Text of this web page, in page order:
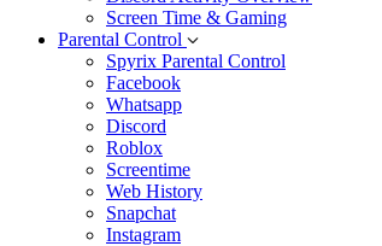
Screen Time & Gaming
Parental Control
Spyrix Parental Control
Facebook
Whatsapp
Discord
Roblox
Screentime
Web History
Snapchat
Instagram